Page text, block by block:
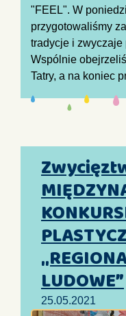
"FEEL". W
przygotowaliśmy
tradycje i
Wspólnie
Tatry, a na koniec
LUDOWE”
25.05.2021